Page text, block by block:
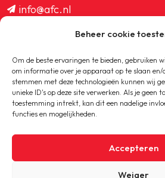
Beheer cookie
Om de beste ervaringen te bieden, gebruiken
om informatie over je apparaat op te slaan
stemmen met deze technologieën kunnen wij
unieke ID's op deze site verwerken. Als je geen
toestemming intrekt, kan dit een nadelige
functies en mogelijkheden.
Accepteren
Weiger
info@afc.nl
ledenadministratie@afc.nl
Copyright © 2020-2026 AFC
Privacybeleid